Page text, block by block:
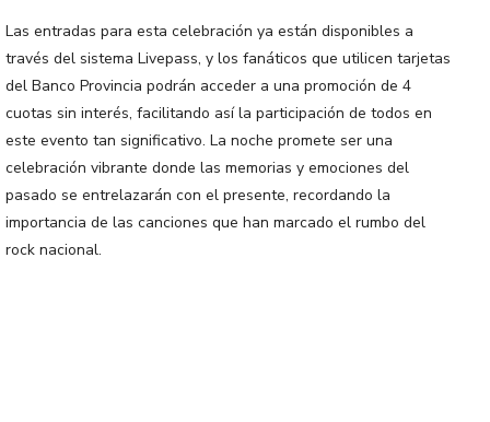
Las entradas para esta celebración ya están disponibles a
través del sistema Livepass, y los fanáticos que utilicen tarjetas
del Banco Provincia podrán acceder a una promoción de 4
cuotas sin interés, facilitando así la participación de todos en
este evento tan significativo. La noche promete ser una
celebración vibrante donde las memorias y emociones del
pasado se entrelazarán con el presente, recordando la
importancia de las canciones que han marcado el rumbo del
rock nacional.